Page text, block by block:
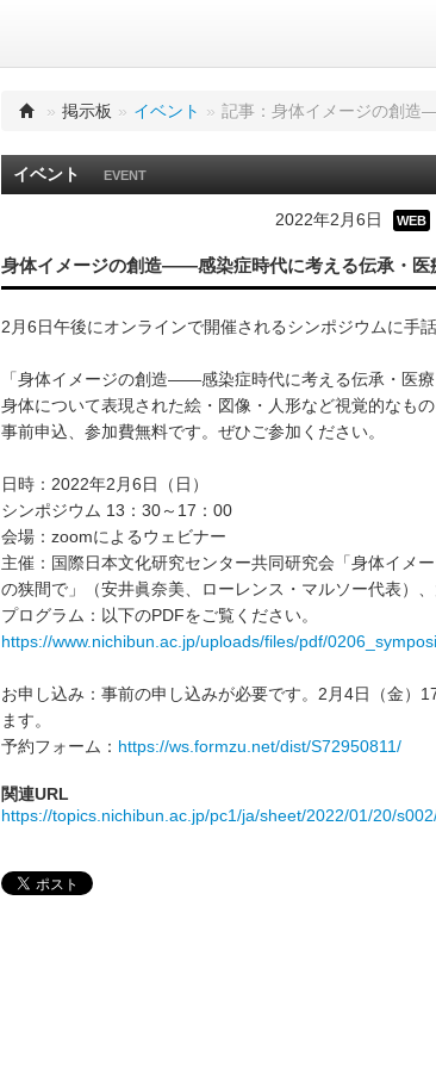
» 掲示板 » イベント » 記事：身体イメージの創造
イベント EVENT
2022年2月6日 WEB
身体イメージの創造――感染症時代に考える伝承・医
2月6日午後にオンラインで開催されるシンポジウムに手話
「身体イメージの創造――感染症時代に考える伝承・医療
身体について表現された絵・図像・人形など視覚的なも
事前申込、参加費無料です。ぜひご参加ください。
日時：2022年2月6日（日）
シンポジウム 13：30～17：00
会場：zoomによるウェビナー
主催：国際日本文化研究センター共同研究会「身体イ
の狭間で」（安井眞奈美、ローレンス・マルソー代表）
プログラム：以下のPDFをご覧ください。
https://www.nichibun.ac.jp/uploads/files/pdf/
お申し込み：事前の申し込みが必要です。2月4日（金）
ます。
予約フォーム： https://ws.formzu.net/dist/S72950811/
関連URL
https://topics.nichibun.ac.jp/pc1/ja/sheet/2022/01/20/